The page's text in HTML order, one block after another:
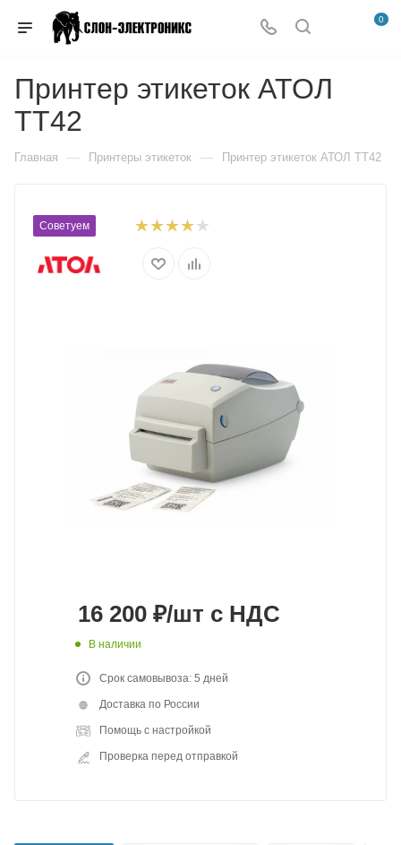
0
Принтер этикеток АТОЛ
ТТ42
Главная — Принтеры этикеток — Принтер этикеток АТОЛ ТТ42
Советуем
16 200 ₽/шт с НДС
В наличии
Срок самовывоза: 5 дней
Доставка по России
Помощь с настройкой
Проверка перед отправкой